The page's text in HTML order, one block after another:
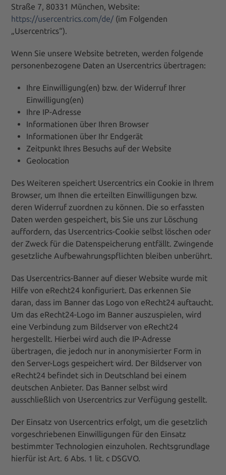
Straße 7, 80331 München, Website:
https://usercentrics.com/de/ (im Folgenden
„Usercentrics“).
Wenn Sie unsere Website betreten, werden folgende
personenbezogene Daten an Usercentrics übertragen:
Ihre Einwilligung(en) bzw. der Widerruf Ihrer
Einwilligung(en)
Ihre IP-Adresse
Informationen über Ihren Browser
Informationen über Ihr Endgerät
Zeitpunkt Ihres Besuchs auf der Website
Geolocation
Des Weiteren speichert Usercentrics ein Cookie in Ihrem
Browser, um Ihnen die erteilten Einwilligungen bzw.
deren Widerruf zuordnen zu können. Die so erfassten
Daten werden gespeichert, bis Sie uns zur Löschung
auffordern, das Usercentrics-Cookie selbst löschen oder
der Zweck für die Datenspeicherung entfällt. Zwingende
gesetzliche Aufbewahrungspflichten bleiben unberührt.
Das Usercentrics-Banner auf dieser Website wurde mit
Hilfe von eRecht24 konfiguriert. Das erkennen Sie
daran, dass im Banner das Logo von eRecht24 auftaucht.
Um das eRecht24-Logo im Banner auszuspielen, wird
eine Verbindung zum Bildserver von eRecht24
hergestellt. Hierbei wird auch die IP-Adresse
übertragen, die jedoch nur in anonymisierter Form in
den Server-Logs gespeichert wird. Der Bildserver von
eRecht24 befindet sich in Deutschland bei einem
deutschen Anbieter. Das Banner selbst wird
ausschließlich von Usercentrics zur Verfügung gestellt.
Der Einsatz von Usercentrics erfolgt, um die gesetzlich
vorgeschriebenen Einwilligungen für den Einsatz
bestimmter Technologien einzuholen. Rechtsgrundlage
hierfür ist Art. 6 Abs. 1 lit. c DSGVO.